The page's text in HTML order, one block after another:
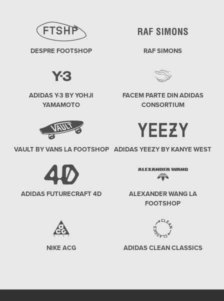
DESPRE FOOTSHOP RAF SIMONS
ADIDAS Y-3 BY YOHJI
YAMAMOTO
FACEM PARTE DIN ADIDAS
CONSORTIUM
VAULT BY VANS LA FOOTSHOP ADIDAS YEEZY BY KANYE WEST
ADIDAS FUTURECRAFT 4D
ALEXANDER WANG LA
FOOTSHOP
NIKE ACG ADIDAS CLEAN CLASSICS